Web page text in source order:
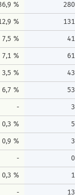
% 280
% 131
7,5 % 41
7,1 % 61
3,5 % 43
6,7 % 53
- 3
0,3 % 5
0,9 % 3
- 0
0,3 % 1
- 13